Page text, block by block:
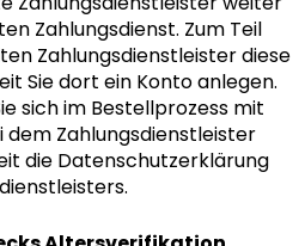
Zahlungsdienst. Zum Teil
Zahlungsdienstleister diese
Sie dort ein Konto anlegen.
sich im Bestellprozess mit
dem Zahlungsdienstleister
die Datenschutzerklärung